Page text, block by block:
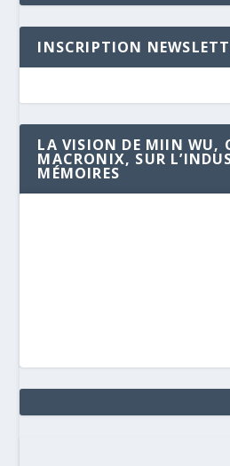
INSCRIPTION
LA VISION DE MIIN WU,
MACRONIX, SUR
MÉMOIRES